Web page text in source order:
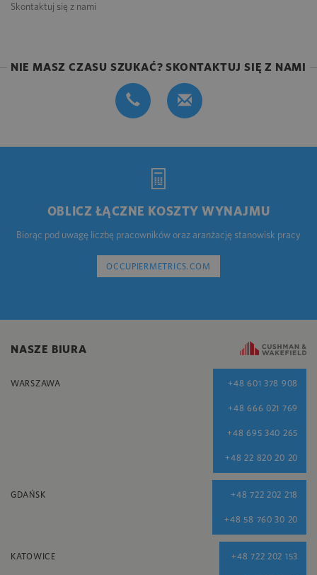
Skontaktuj się z nami
NIE MASZ CZASU SZUKAĆ? SKONTAKTUJ SIĘ Z NAMI
OBLICZ ŁĄCZNE KOSZTY WYNAJMU
Biorąc pod uwagę liczbę pracowników oraz aranżację stanowisk pracy
OCCUPIERMETRICS.COM
NASZE BIURA
WARSZAWA +48 601 378 908
+48 666 021 769
+48 695 340 265
+48 22 820 20 20
GDAŃSK +48 722 202 218
+48 58 760 30 20
KATOWICE +48 722 202 153